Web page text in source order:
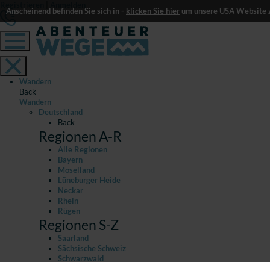
Anscheinend befinden Sie sich in - klicken Sie hier um unsere USA Website
Wandern
Back
Wandern
Deutschland
Back
Regionen A-R
Alle Regionen
Bayern
Moselland
Lüneburger Heide
Neckar
Rhein
Rügen
Regionen S-Z
Saarland
Sächsische Schweiz
Schwarzwald